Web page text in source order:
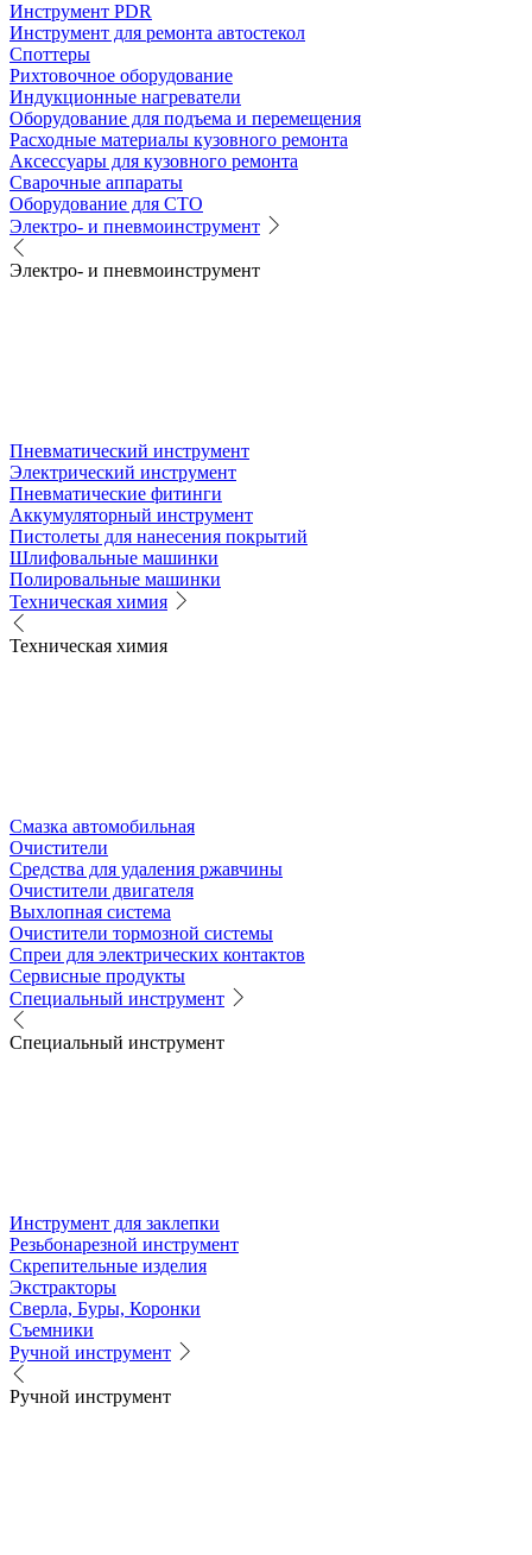
Инструмент PDR
Инструмент для ремонта автостекол
Споттеры
Рихтовочное оборудование
Индукционные нагреватели
Оборудование для подъема и перемещения
Расходные материалы кузовного ремонта
Аксессуары для кузовного ремонта
Сварочные аппараты
Оборудование для СТО
Электро- и пневмоинструмент
Электро- и пневмоинструмент
Пневматический инструмент
Электрический инструмент
Пневматические фитинги
Аккумуляторный инструмент
Пистолеты для нанесения покрытий
Шлифовальные машинки
Полировальные машинки
Техническая химия
Техническая химия
Смазка автомобильная
Очистители
Средства для удаления ржавчины
Очистители двигателя
Выхлопная система
Очистители тормозной системы
Спреи для электрических контактов
Сервисные продукты
Специальный инструмент
Специальный инструмент
Инструмент для заклепки
Резьбонарезной инструмент
Скрепительные изделия
Экстракторы
Сверла, Буры, Коронки
Съемники
Ручной инструмент
Ручной инструмент